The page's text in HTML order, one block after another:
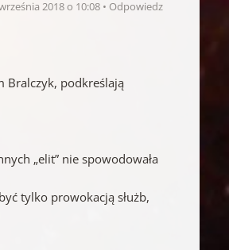
2018 o 10:08 Odpowiedz
Bralczyk, podkreślają
„elit” nie spowodowała
tylko prowokacją służb,